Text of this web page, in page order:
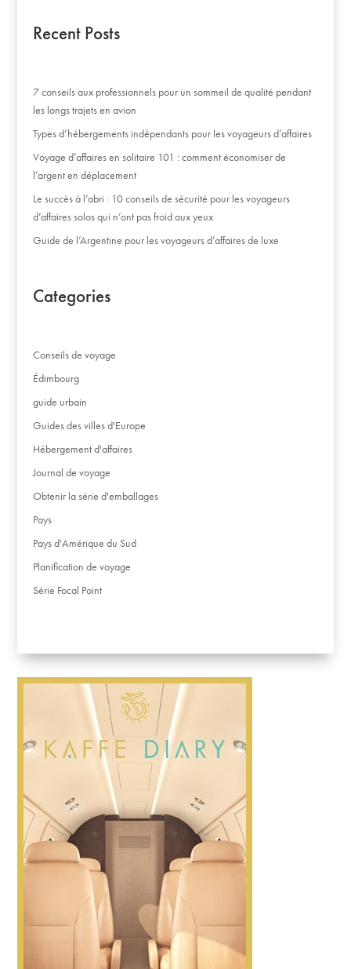
Recent Posts
7 conseils aux professionnels pour un sommeil de qualité pendant
les longs trajets en avion
Types d’hébergements indépendants pour les voyageurs d’affaires
Voyage d’affaires en solitaire 101 : comment économiser de
l’argent en déplacement
Le succès à l’abri : 10 conseils de sécurité pour les voyageurs
d’affaires solos qui n’ont pas froid aux yeux
Guide de l’Argentine pour les voyageurs d’affaires de luxe
Categories
Conseils de voyage
Édimbourg
guide urbain
Guides des villes d'Europe
Hébergement d'affaires
Journal de voyage
Obtenir la série d'emballages
Pays
Pays d'Amérique du Sud
Planification de voyage
Série Focal Point